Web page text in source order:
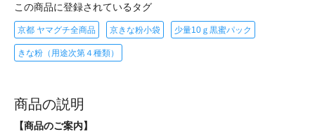
この商品に登録されているタグ
京都 ヤマグチ全商品 京きな粉小袋 少量10ｇ黒蜜パック
きな粉（用途次第４種類）
商品の説明
【商品のご案内】